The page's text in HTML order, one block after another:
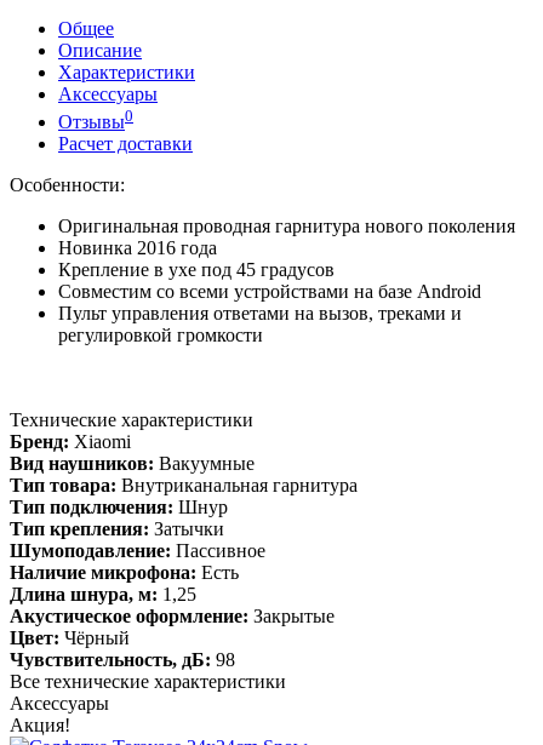
Общее
Описание
Характеристики
Аксессуары
Отзывы0
Расчет доставки
Особенности:
Оригинальная проводная гарнитура нового поколения
Новинка 2016 года
Крепление в ухе под 45 градусов
Совместим со всеми устройствами на базе Android
Пульт управления ответами на вызов, треками и
регулировкой громкости
Технические характеристики
Бренд: Xiaomi
Вид наушников: Вакуумные
Тип товара: Внутриканальная гарнитура
Тип подключения: Шнур
Тип крепления: Затычки
Шумоподавление: Пассивное
Наличие микрофона: Есть
Длина шнура, м: 1,25
Акустическое оформление: Закрытые
Цвет: Чёрный
Чувствительность, дБ: 98
Все технические характеристики
Аксессуары
Акция!